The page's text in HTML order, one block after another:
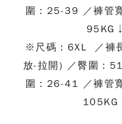
圍：25-39 ／褲管
※尺碼：6XL ／褲
放-拉開) ／臀圍：
圍：26-41 ／褲管